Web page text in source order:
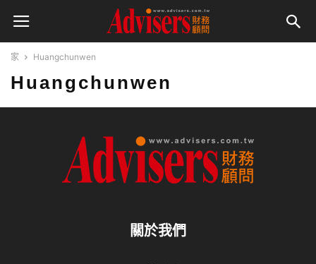
家 Huangchunwen
Huangchunwen
關於我們